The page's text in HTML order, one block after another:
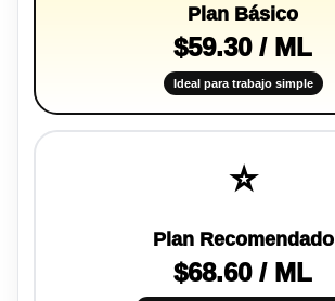
Plan Básico
$59.30 / ML
Ideal para trabajo simple
⭐
Plan Recomendado
$68.60 / ML